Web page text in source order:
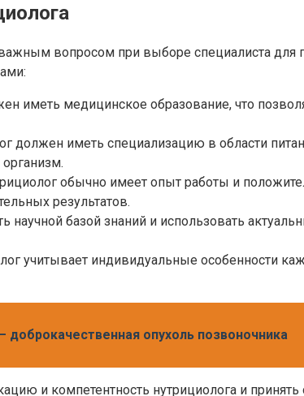
вопросом при выборе специалиста для
иметь медицинское образование, что
должен иметь специализацию в области
обычно имеет опыт работы и
результатов.
научной базой знаний и использовать
учитывает индивидуальные особенности
доброкачественная опухоль позвоночника
и компетентность нутрициолога и